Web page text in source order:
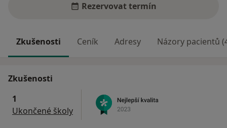
Rezervovat termín
Zkušenosti Ceník Adresy Názory pacientů
Zkušenosti
1
Ukončené školy